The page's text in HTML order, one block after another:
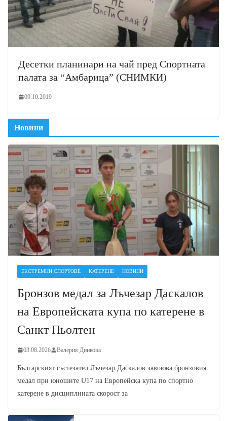
Десетки планинари на чай пред Спортната
палата за “Амбарица” (СНИМКИ)
09.10.2019
Новини
ЕКСТРЕМНИ СПОРТОВЕ КАТЕРЕНЕ НОВИНИ
Бронзов медал за Лъчезар Даскалов
на Европейската купа по катерене в
Санкт Пьолтен
03.08.2026 Валерия Динкова
Българският състезател Лъчезар Даскалов завоюва бронзовия
медал при юношите U17 на Европейска купа по спортно
катерене в дисциплината скорост за